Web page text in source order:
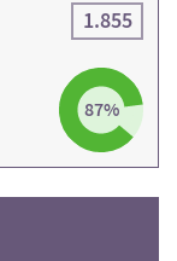
87%
1.855